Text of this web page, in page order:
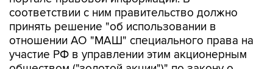
отношении АО "МАШ" специального права на
участие РФ в управлении этим акционерным
обществом ("золотой акции")" по закону о
приватизации государственного и